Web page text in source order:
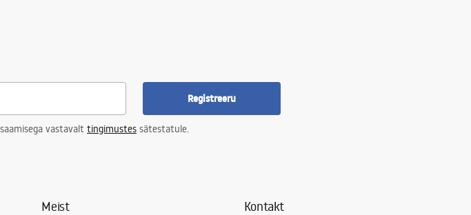
Registreeru
vastavalt tingimustes sätestatule.
Meist Kontakt